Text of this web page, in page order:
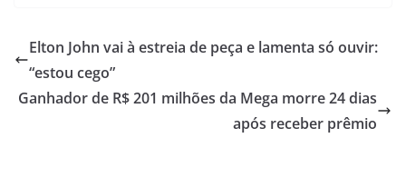
s
A
p
er b
o
gr
m
l l e
Elton John vai à estreia de peça e lamenta só ouvir:
“estou cego”
Ganhador de R$ 201 milhões da Mega morre 24 dias
após receber prêmio